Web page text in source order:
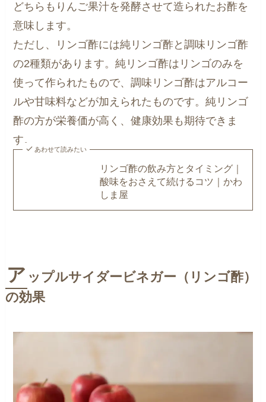
どちらもりんご果汁を発酵させて造られたお酢を
意味します。
ただし、リンゴ酢には純リンゴ酢と調味リンゴ酢
の2種類があります。純リンゴ酢はリンゴのみを
使って作られたもので、調味リンゴ酢はアルコー
ルや甘味料などが加えられたものです。純リンゴ
酢の方が栄養価が高く、健康効果も期待できま
す。
あわせて読みたい
リンゴ酢の飲み方とタイミング｜
酸味をおさえて続けるコツ｜かわ
しま屋
ア ップルサイダービネガー（リンゴ酢）
の効果